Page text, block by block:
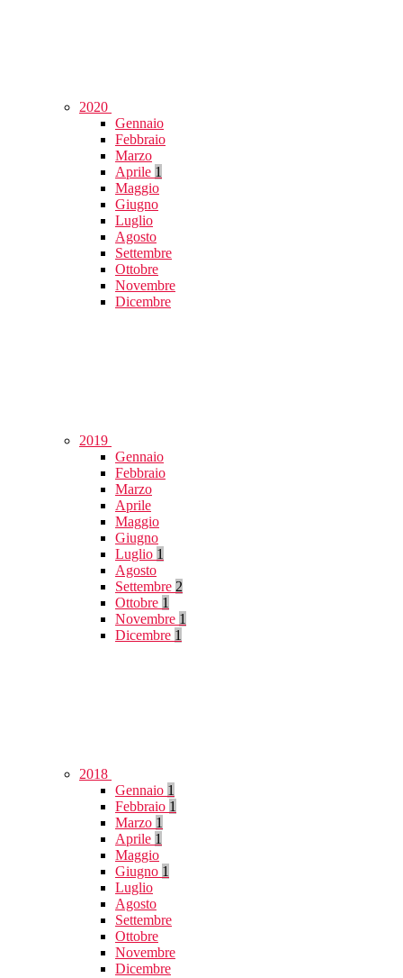
2020
Gennaio
Febbraio
Marzo
Aprile 1
Maggio
Giugno
Luglio
Agosto
Settembre
Ottobre
Novembre
Dicembre
2019
Gennaio
Febbraio
Marzo
Aprile
Maggio
Giugno
Luglio 1
Agosto
Settembre 2
Ottobre 1
Novembre 1
Dicembre 1
2018
Gennaio 1
Febbraio 1
Marzo 1
Aprile 1
Maggio
Giugno 1
Luglio
Agosto
Settembre
Ottobre
Novembre
Dicembre